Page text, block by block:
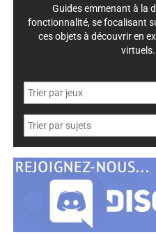
Guides emmenant à la
fonctionnalité, se focalisant
ces objets à découvrir en
virtuels.